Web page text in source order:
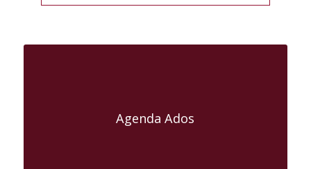
Agenda Ados